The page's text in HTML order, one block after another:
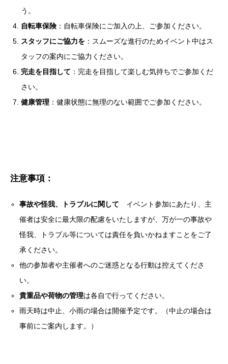
う。
自転車保険：自転車保険にご加入の上、ご参加ください。
スタッフにご協力を ：スムーズな進行のためイベント中はス
タッフの案内にご協力ください。
完走を目指して ：完走を目指して楽しむ気持ちでご参加くだ
さい。
健康管理 ：健康状態に無理のない範囲でご参加ください。
注意事項：
事故や怪我、トラブルに関して イベント参加にあたり、主
催者は安全に最大限の配慮をいたしますが、万が一の事故や
怪我、トラブル等については責任を負いかねますことをご了
承ください。
他の参加者や主催者へのご迷惑となる行動は控えてくださ
い。
貴重品や荷物の管理は各自で行ってください。
雨天時は中止、小雨の場合は開催予定です。（中止の場合は
事前にご案内します。）